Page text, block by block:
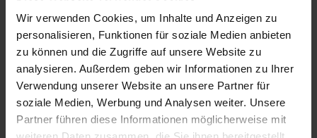
Wir verwenden Cookies, um Inhalte und Anzeigen zu
personalisieren, Funktionen für soziale Medien anbieten
zu können und die Zugriffe auf unsere Website zu
analysieren. Außerdem geben wir Informationen zu Ihrer
Verwendung unserer Website an unsere Partner für
soziale Medien, Werbung und Analysen weiter. Unsere
Partner führen diese Informationen möglicherweise mit
Floristik Hamm
Hamm Helmut
Linsenstr. 10
99974 Mühlhausen
03601-81 36 76